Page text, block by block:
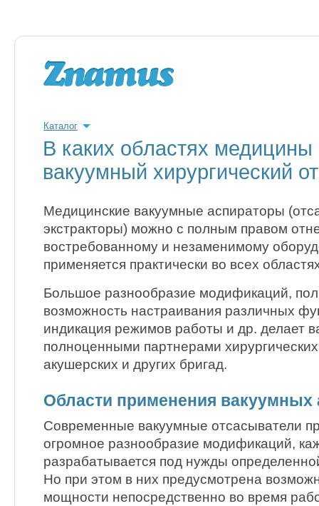
Каталог
В каких областях
вакуумный хирургический
Медицинские вакуумные аспираторы
экстракторы) можно с полным правом
востребованному и незаменимому
применяется практически во всех
Большое разнообразие модификаций,
возможность настраивания различных
индикация режимов работы и др. делает
полноценными партнерами
акушерских и других бригад.
Области применения вакуумных
Современные вакуумные отсасыватели
огромное разнообразие модификаций,
разрабатывается под нужды
Но при этом в них предусмотрена
мощности непосредственно во время